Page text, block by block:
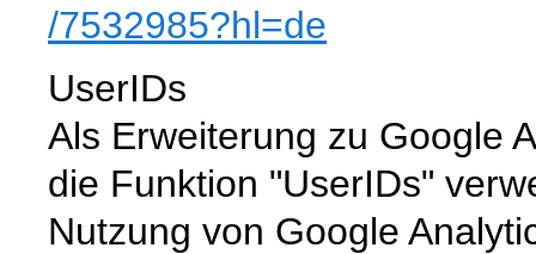
/7532985?hl=de
UserIDs
Als Erweiterung zu Google
die Funktion "UserIDs"
Nutzung von Google